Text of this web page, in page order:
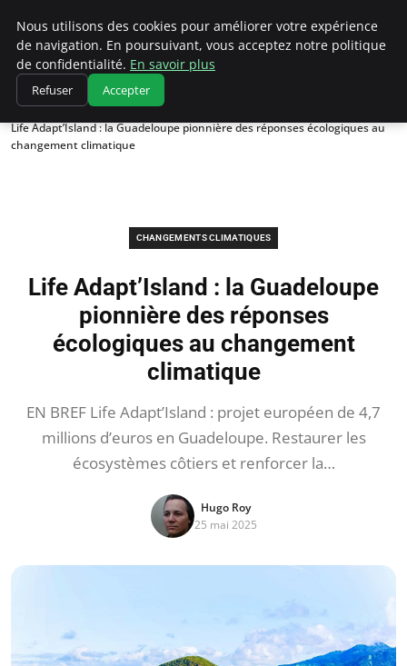
Climatedebtagents
Accueil
Changements climatiques
Life Adapt’Island : la Guadeloupe pionnière des réponses écologiques au
changement climatique
CHANGEMENTS CLIMATIQUES
Life Adapt’Island : la Guadeloupe
pionnière des réponses
écologiques au changement
climatique
EN BREF Life Adapt’Island : projet européen de 4,7
millions d’euros en Guadeloupe. Restaurer les
écosystèmes côtiers et renforcer la…
Hugo Roy
25 mai 2025
Nous utilisons des cookies pour améliorer votre expérience
de navigation. En poursuivant, vous acceptez notre politique
de confidentialité. En savoir plus
Refuser Accepter